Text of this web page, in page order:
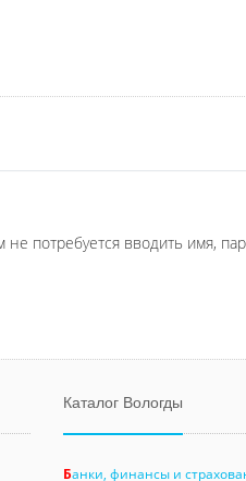
потребуется вводить имя,
Каталог Вологды
Банки, финансы и